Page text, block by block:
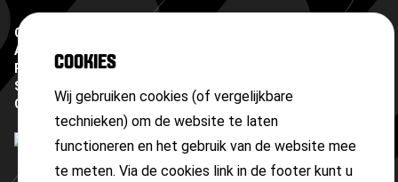
COOKIES
Wij gebruiken cookies (of vergelijkbare
technieken) om de website te laten
functioneren en het gebruik van de website mee
te meten. Via de cookies link in de footer kunt u
Copyright ©
Algemene voorwaarden
Privacyverklaring
Sitemap
Cookies